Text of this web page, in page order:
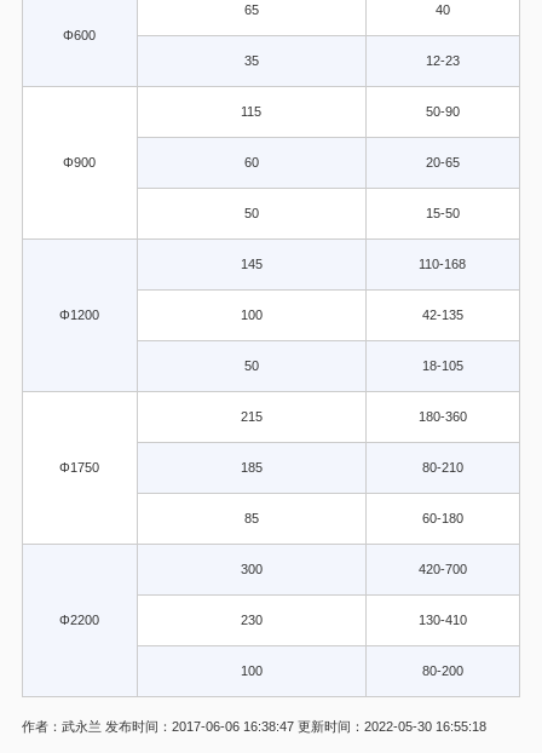
Φ600
65 40
35 12-23
Φ900
115 50-90
60 20-65
50 15-50
Φ1200
145 110-168
100 42-135
50 18-105
Φ1750
215 180-360
185 80-210
85 60-180
Φ2200
300 420-700
230 130-410
100 80-200
作者：武永兰 发布时间：2017-06-06 16:38:47 更新时间：2022-05-30 16:55:18